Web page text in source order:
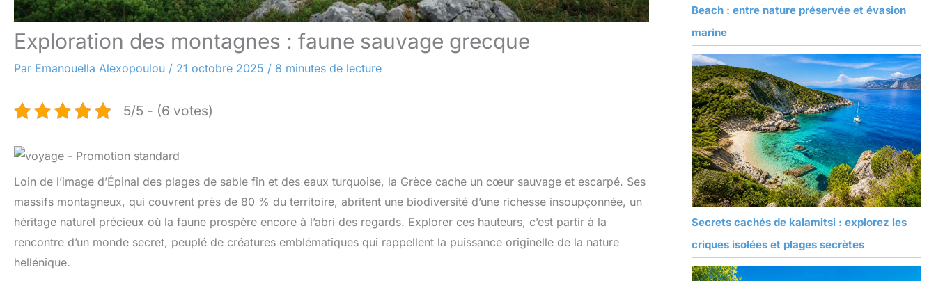
Exploration des montagnes : faune sauvage grecque
Par Emanouella Alexopoulou / 21 octobre 2025 / 8 minutes de lecture
5/5 - (6 votes)
Loin de l’image d’Épinal des plages de sable fin et des eaux turquoise, la Grèce cache un cœur sauvage et escarpé. Ses
massifs montagneux, qui couvrent près de 80 % du territoire, abritent une biodiversité d’une richesse insoupçonnée, un
héritage naturel précieux où la faune prospère encore à l’abri des regards. Explorer ces hauteurs, c’est partir à la
rencontre d’un monde secret, peuplé de créatures emblématiques qui rappellent la puissance originelle de la nature
hellénique.
Beach : entre nature préservée et évasion
marine
Secrets cachés de kalamitsi : explorez les
criques isolées et plages secrètes